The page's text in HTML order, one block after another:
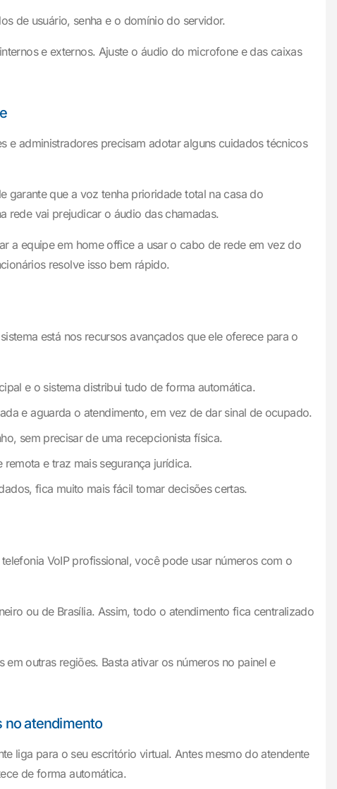
de usuário, senha e o domínio do servidor.
e externos. Ajuste o áudio do microfone e das caixas
e administradores precisam adotar alguns cuidados técnicos
garante que a voz tenha prioridade total na casa do
rede vai prejudicar o áudio das chamadas.
a equipe em home office a usar o cabo de rede em vez do
resolve isso bem rápido.
está nos recursos avançados que ele oferece para o
e o sistema distribui tudo de forma automática.
e aguarda o atendimento, em vez de dar sinal de ocupado.
sem precisar de uma recepcionista física.
e traz mais segurança jurídica.
fica muito mais fácil tomar decisões certas.
VoIP profissional, você pode usar números com o
ou de Brasília. Assim, todo o atendimento fica centralizado
outras regiões. Basta ativar os números no painel e
no atendimento
liga para o seu escritório virtual. Antes mesmo do atendente
de forma automática.